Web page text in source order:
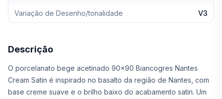
Variação de Desenho/tonalidade V3
Descrição
O porcelanato bege acetinado 90x90 Biancogres Nantes
Cream Satin é inspirado no basalto da região de Nantes, com
base creme suave e o brilho baixo do acabamento satin. Um